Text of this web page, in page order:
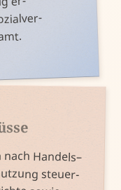
Handels–
und Steuer­recht unter Aus­nutzung steuer­
sowie
Rech­nungen